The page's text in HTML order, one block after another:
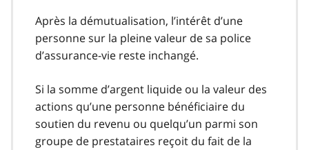
Après la démutualisation, l’intérêt d’une
personne sur la pleine valeur de sa police
d’assurance-vie reste inchangé.
Si la somme d’argent liquide ou la valeur des
actions qu’une personne bénéficiaire du
soutien du revenu ou quelqu’un parmi son
groupe de prestataires reçoit du fait de la